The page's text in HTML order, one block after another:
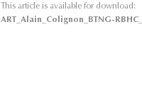
This article is available for download:
ART_Alain_Colignon_BTNG-